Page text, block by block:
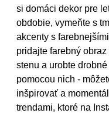
si domáci dekor pre
obdobie, vymeňte s
akcenty s
pridajte farebný
stenu a urobte
pomocou nich -
inšpirovať a
trendami, ktoré na